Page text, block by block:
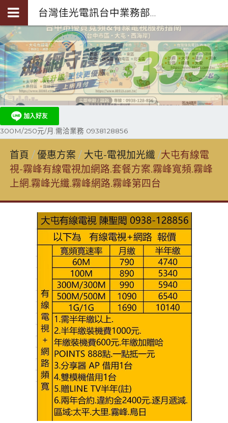
台灣佳光電訊台中業務部陳聖閎-第四台光纖裝機0938-128-856
300M/250元/月.需洽業務 0938128856
首頁 優惠方案 大屯-電視加光纖 大屯有線電
視-霧峰有線電視加網路.套餐方案.霧峰寬頻.霧峰
上網.霧峰光纖.霧峰網路.霧峰第四台